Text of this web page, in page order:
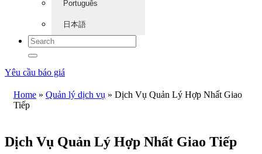
Português
日本語
Yêu cầu báo giá
Home » Quản lý dịch vụ » Dịch Vụ Quản Lý Hợp Nhất Giao
Tiếp
Dịch Vụ Quản Lý Hợp Nhất Giao Tiếp